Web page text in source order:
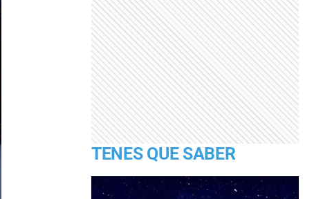
TENES QUE SABER